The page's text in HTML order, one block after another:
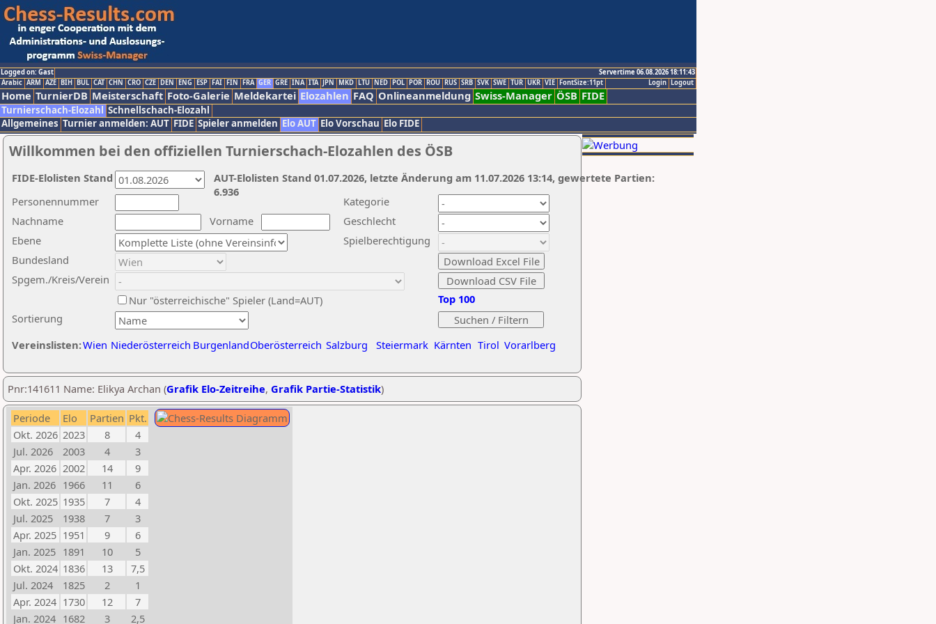
Logged on: Gast
Servertime 06.08.2026 18:11:43
Logout
Login
Arabic ARM AZE BIH BUL CAT CHN CRO CZE DEN ENG ESP FAI FIN FRA GER GRE INA ITA JPN MKD LTU NED POL POR ROU RUS SRB SVK SWE TUR UKR VIE FontSize:11pt
Home TurnierDB Meisterschaft Foto-Galerie Meldekartei Elozahlen FAQ Onlineanmeldung Swiss-Manager ÖSB FIDE
Turnierschach-Elozahl Schnellschach-Elozahl
Allgemeines Turnier anmelden: AUT FIDE Spieler anmelden Elo AUT Elo Vorschau Elo FIDE
Willkommen bei den offiziellen Turnierschach-Elozahlen des ÖSB
Nachname
Vorname
Ebene
Kategorie
Sortierung
Personennummer
Bundesland
Spgem./Kreis/Verein
Geschlecht
Nur "österreichische" Spieler (Land=AUT)
Spielberechtigung
Vereinslisten:Wien Niederösterreich BurgenlandOberösterreich Salzburg Steiermark Kärnten Tirol Vorarlberg
Top 100
AUT-Elolisten Stand 01.07.2026, letzte Änderung am 11.07.2026 13:14, gewertete Partien:
6.936
FIDE-Elolisten Stand
Pnr:141611 Name: Elikya Archan (Grafik Elo-Zeitreihe, Grafik Partie-Statistik)
Periode Elo Partien Pkt.
Okt. 2026 2023 8
4
Jul. 2026
2003 4
3
Apr. 2026 2002 14
9
Jan. 2026 1966 11
6
Okt. 2025 1935 7
4
Jul. 2025
1938 7
3
Apr. 2025 1951 9
6
Jan. 2025 1891 10
5
Okt. 2024 1836 13
7,5
Jul. 2024
1825 2
1
Apr. 2024 1730 12
7
Jan. 2024 1682 3 2,5